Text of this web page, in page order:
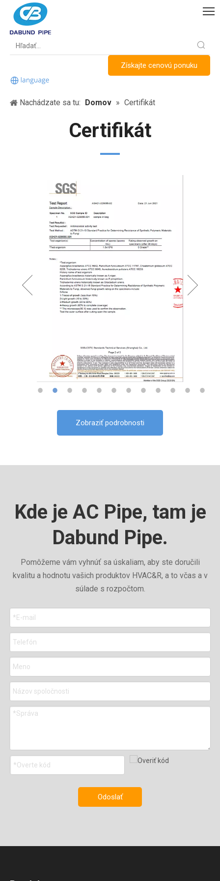
Získajte cenovú ponuku
Nachádzate sa tu: Domov » Certifikát
Certifikát
Zobraziť podrobnosti
Kde je AC Pipe, tam je
Dabund Pipe.
Pomôžeme vám vyhnúť sa úskaliam, aby ste doručili
kvalitu a hodnotu vašich produktov HVAC&R, a to včas a v
súlade s rozpočtom.
Odoslať